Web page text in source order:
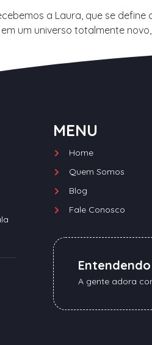
a Laura, que se
um universo totalmente
MENU
Home
Quem Somos
Blog
Fale Conosco
A gente adora